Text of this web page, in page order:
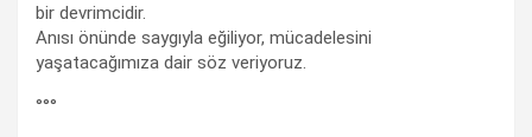
bir devrimcidir.
Anısı önünde saygıyla eğiliyor, mücadelesini
yaşatacağımıza dair söz veriyoruz.
°°°